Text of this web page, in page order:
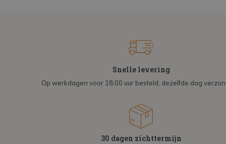
Snelle levering
Op werkdagen voor 18:00 uur besteld, dezelfde dag
30 dagen zichttermijn